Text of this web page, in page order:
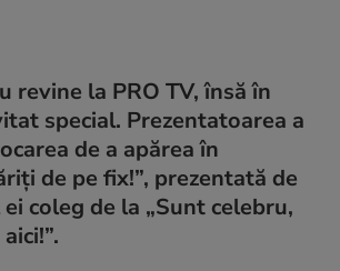
revine la PRO TV, însă în
special. Prezentatoarea a
de a apărea în
de pe fix!”, prezentată de
coleg de la „Sunt celebru,